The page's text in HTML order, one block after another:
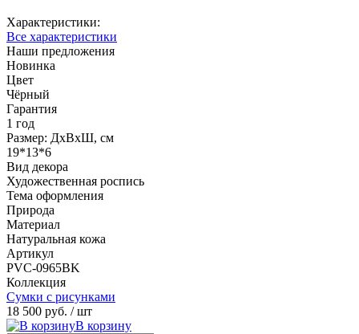
Характеристики:
Все характеристики
Наши предложения
Новинка
Цвет
Чёрный
Гарантия
1 год
Размер: ДхВхШ, см
19*13*6
Вид декора
Художественная роспись
Тема оформления
Природа
Материал
Натуральная кожа
Артикул
PVC-0965BK
Коллекция
Сумки с рисунками
18 500 руб. / шт
В корзину